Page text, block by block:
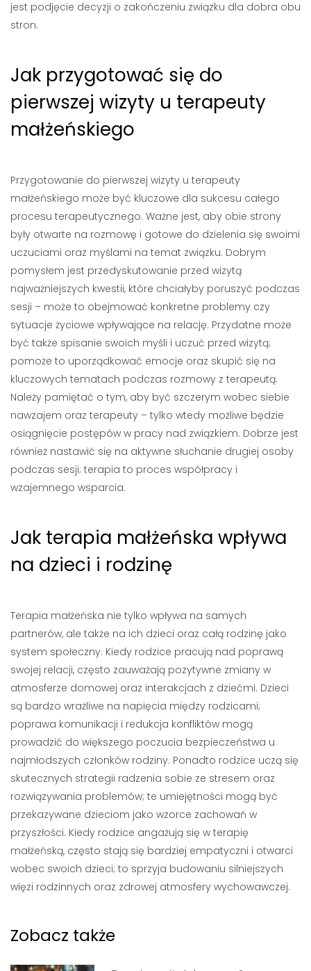
jest podjęcie decyzji o zakończeniu związku dla dobra obu
stron.
Jak przygotować się do
pierwszej wizyty u terapeuty
małżeńskiego
Przygotowanie do pierwszej wizyty u terapeuty
małżeńskiego może być kluczowe dla sukcesu całego
procesu terapeutycznego. Ważne jest, aby obie strony
były otwarte na rozmowę i gotowe do dzielenia się swoimi
uczuciami oraz myślami na temat związku. Dobrym
pomysłem jest przedyskutowanie przed wizytą
najważniejszych kwestii, które chciałyby poruszyć podczas
sesji – może to obejmować konkretne problemy czy
sytuacje życiowe wpływające na relację. Przydatne może
być także spisanie swoich myśli i uczuć przed wizytą;
pomoże to uporządkować emocje oraz skupić się na
kluczowych tematach podczas rozmowy z terapeutą.
Należy pamiętać o tym, aby być szczerym wobec siebie
nawzajem oraz terapeuty – tylko wtedy możliwe będzie
osiągnięcie postępów w pracy nad związkiem. Dobrze jest
również nastawić się na aktywne słuchanie drugiej osoby
podczas sesji; terapia to proces współpracy i
wzajemnego wsparcia.
Jak terapia małżeńska wpływa
na dzieci i rodzinę
Terapia małżeńska nie tylko wpływa na samych
partnerów, ale także na ich dzieci oraz całą rodzinę jako
system społeczny. Kiedy rodzice pracują nad poprawą
swojej relacji, często zauważają pozytywne zmiany w
atmosferze domowej oraz interakcjach z dziećmi. Dzieci
są bardzo wrażliwe na napięcia między rodzicami;
poprawa komunikacji i redukcja konfliktów mogą
prowadzić do większego poczucia bezpieczeństwa u
najmłodszych członków rodziny. Ponadto rodzice uczą się
skutecznych strategii radzenia sobie ze stresem oraz
rozwiązywania problemów; te umiejętności mogą być
przekazywane dzieciom jako wzorce zachowań w
przyszłości. Kiedy rodzice angażują się w terapię
małżeńską, często stają się bardziej empatyczni i otwarci
wobec swoich dzieci; to sprzyja budowaniu silniejszych
więzi rodzinnych oraz zdrowej atmosfery wychowawczej.
Zobacz także